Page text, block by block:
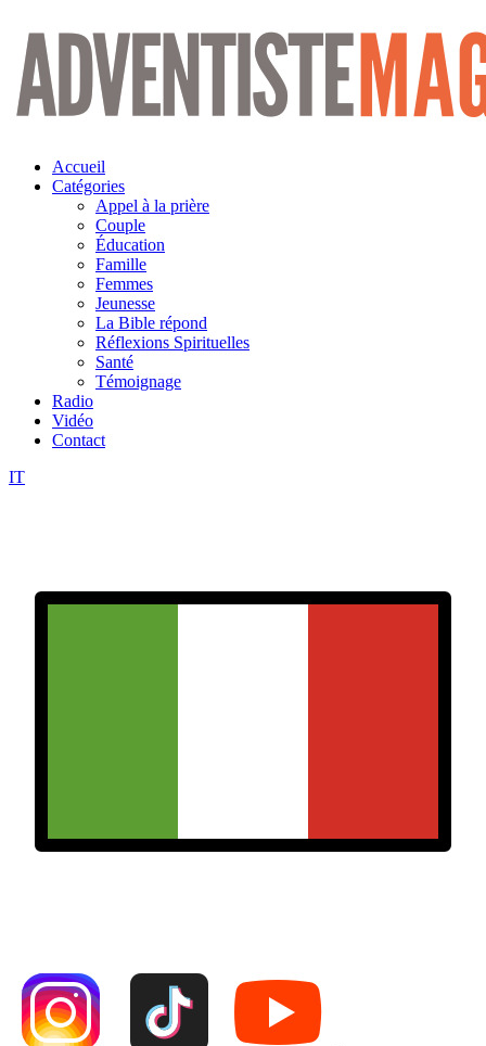
Aller
contenu
Accueil
Catégories
Appel à la prière
Couple
Éducation
Famille
Femmes
Jeunesse
La Bible répond
Réflexions Spirituelles
Santé
Témoignage
Radio
Vidéo
Contact
IT